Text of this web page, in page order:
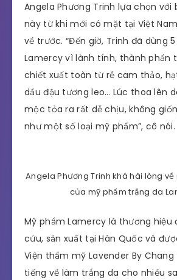
Angela Phương Trinh lựa chọn với
này từ khi mới có mặt tại Việt
về trước. “Đến giờ, Trinh đã dùng
Lamercy vì lành tính, thành phần
chiết xuất toàn từ rễ cam thảo,
dầu đậu tương leo… Lúc thoa lên
mộc tỏa ra rất dễ chịu, không
như một số loại mỹ phẩm”, cô nói.
Angela Phương Trinh khá hài lòng
của mỹ phẩm trắng da
Mỹ phẩm Lamercy là thương hiệu
cứu, sản xuất tại Hàn Quốc và
Viện thẩm mỹ Lavender By
tiếng về làm trắng da cho nhiều